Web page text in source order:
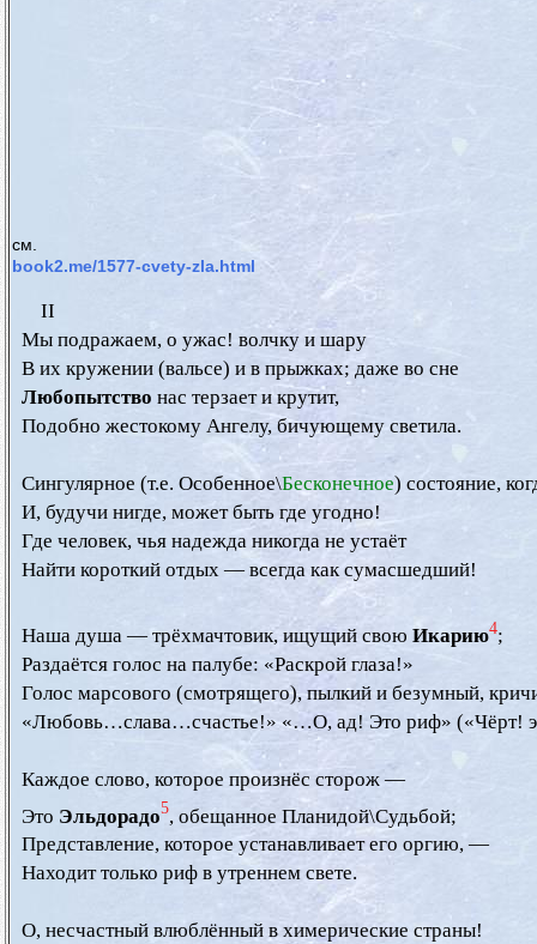
см.
book2.me/1577-cvety-zla.html
      II
  Мы подражаем, о ужас! волчку и шару
  В их кружении (вальсе) и в прыжках; даже во сне
Любопытство нас терзает и крутит,
  Подобно жестокому Ангелу, бичующему светила.
  Сингулярное (т.е. Особенное\
Бесконечное) состояние,
  И, будучи нигде, может быть где угодно!
  Где человек, чья надежда никогда не устаёт
  Найти короткий отдых — всегда как сумасшедший!
  Наша душа — трёхмачтовик, ищущий свою
Икарию4;
  Раздаётся голос на палубе: «Раскрой глаза!»
Голос марсового (смотрящего), пылкий и безумный,
«Любовь…слава…счастье!» «…О, ад! Это риф» («Чёрт!
  Каждое слово, которое произнёс сторож —
  Это
Эльдорадо5, обещанное Планидой\Судьбой;
  Представление, которое устанавливает его оргию, —
  Находит только риф в утреннем свете.
  О, несчастный влюблённый в химерические страны!